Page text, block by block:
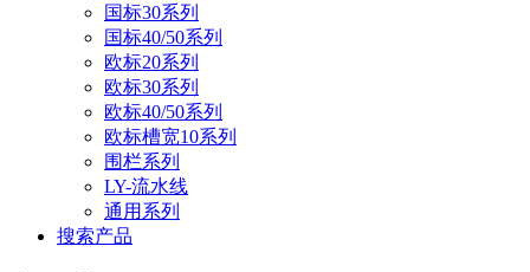
国标30系列
国标40/50系列
欧标20系列
欧标30系列
欧标40/50系列
欧标槽宽10系列
围栏系列
LY-流水线
通用系列
搜索产品